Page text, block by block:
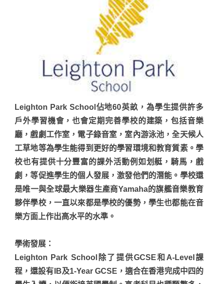
Leighton Park School佔地60英畝，為學生提供許多
戶外學習機會，也會定期完善學校的建築，包括音樂
廳，戲劇工作室，電子錄音室，室內游泳池，全天候人
工草地等為學生能得到更好的學習環境和教育質素。學
校也有提供十分豐富的課外活動例如划艇，騎馬，戲
劇，等促進學生的個人發展，激發他們的潛能。學校還
是唯一與全球最大樂器生產商Yamaha的旗艦音樂教育
夥伴學校，一直以來都是學校的優勢，學生也都能在音
樂方面上作出高水平的水準。
學術發展 ：
Leighton Park School除了提供GCSE和A-Level課
程，還設有IB及1-Year GCSE，適合在香港完成中四的